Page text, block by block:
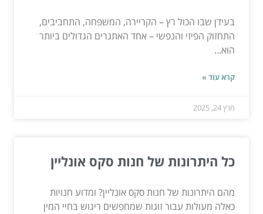
בעידן שבו הכול רץ – הקריירה, המשפחה, התחביבים,
התחזוק הפיזי והנפשי – אחד האתגרים הגדולים ביותר
הוא...
קרא עוד »
מרץ 24, 2025
כל היתרונות של חנות סקס אונליין
מהם היתרונות של חנות סקס אונליין? ומדוע חנויות
כאלה מעולות עבור זוגות שמחפשים ריגוש בחיי המין